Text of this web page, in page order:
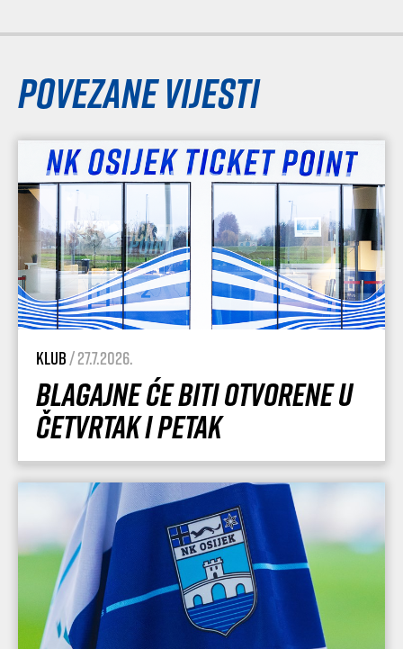
Povezane vijesti
Klub/ 27.7.2026.
Blagajne će biti otvorene u
četvrtak i petak